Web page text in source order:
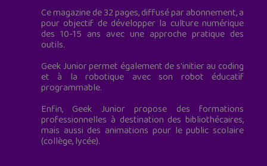
Ce magazine de 32 pages, diffusé par abonnement, a
pour objectif de développer la culture numérique
des 10-15 ans avec une approche pratique des
outils.
Geek Junior permet également de s'initier au coding
et à la robotique avec son robot éducatif
programmable.
Enfin, Geek Junior propose des formations
professionnelles à destination des bibliothécaires,
mais aussi des animations pour le public scolaire
(collège, lycée).